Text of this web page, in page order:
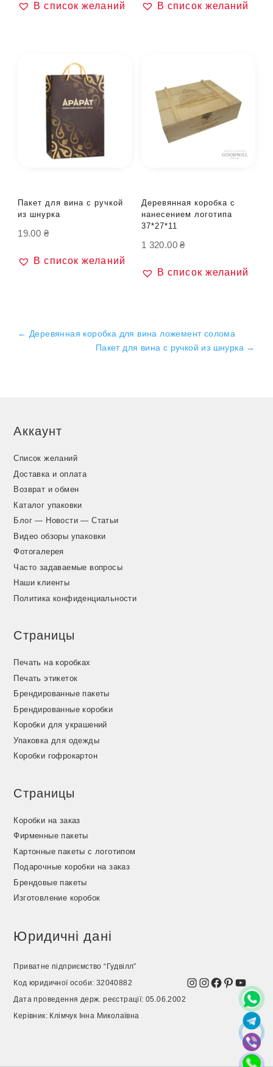
В список желаний В список желаний
Пакет для вина с ручкой
из шнурка
19.00 ₴
В список желаний
Деревянная коробка с
нанесением логотипа
37*27*11
1 320.00₴
В список желаний
← Деревянная коробка для вина ложемент солома
Пакет для вина с ручкой из шнурка →
Аккаунт
Список желаний
Доставка и оплата
Возврат и обмен
Каталог упаковки
Блог — Новости — Статьи
Видео обзоры упаковки
Фотогалерея
Часто задаваемые вопросы
Наши клиенты
Политика конфиденциальности
Страницы
Печать на коробках
Печать этикеток
Брендированные пакеты
Брендированные коробки
Коробки для украшений
Упаковка для одежды
Коробки гофрокартон
Страницы
Коробки на заказ
Фирменные пакеты
Картонные пакеты с логотипом
Подарочные коробки на заказ
Брендовые пакеты
Изготовление коробок
Юридичні дані
Приватне підприємство “Гудвілл”
Код юридичної особи: 32040882
Дата проведення держ. реєстрації: 05.06.2002
Керівник: Клімчук Інна Миколаївна
Instagram
Instagram
Facebook
Pinterest